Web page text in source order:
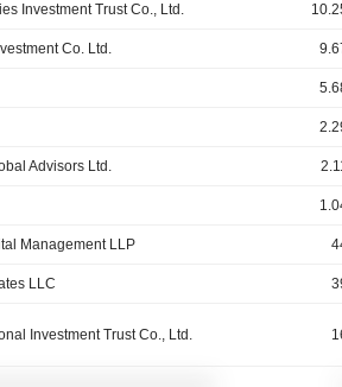
Investment Trust Co., Ltd.
Co. Ltd.
Advisors Ltd.
Management LLP
LLC
Investment Trust Co., Ltd.